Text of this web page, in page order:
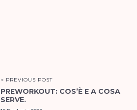
< PREVIOUS POST
PREWORKOUT: COS’È E A COSA
SERVE.